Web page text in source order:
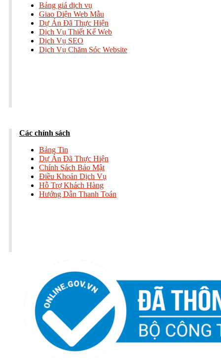
Bảng giá dịch vụ
Giao Diện Web Mẫu
Dự Án Đã Thực Hiện
Dịch Vụ Thiết Kế Web
Dịch Vụ SEO
Dịch Vụ Chăm Sóc Website
Các chính sách
Bảng Tin
Dự Án Đã Thực Hiện
Chính Sách Bảo Mật
Điều Khoản Dịch Vụ
Hỗ Trợ Khách Hàng
Hướng Dẫn Thanh Toán